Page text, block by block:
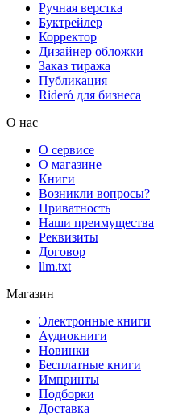
Ручная верстка
Буктрейлер
Корректор
Дизайнер обложки
Заказ тиража
Публикация
Rideró для бизнеса
О нас
О сервисе
О магазине
Книги
Возникли вопросы?
Приватность
Наши преимущества
Реквизиты
Договор
llm.txt
Магазин
Электронные книги
Аудиокниги
Новинки
Бесплатные книги
Импринты
Подборки
Доставка